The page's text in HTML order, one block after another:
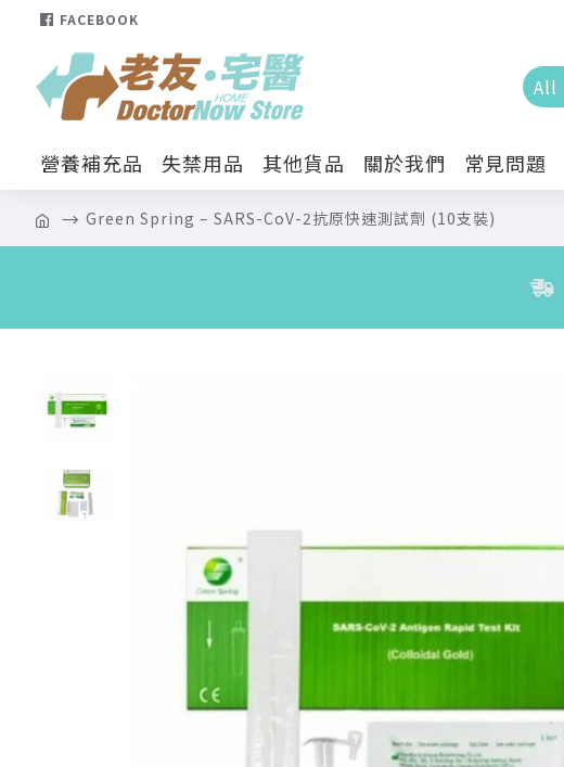
FACEBOOK
All
營養補充品 失禁用品 其他貨品 關於我們 常見問題
Green Spring – SARS-CoV-2抗原快速測試劑 (10支裝)